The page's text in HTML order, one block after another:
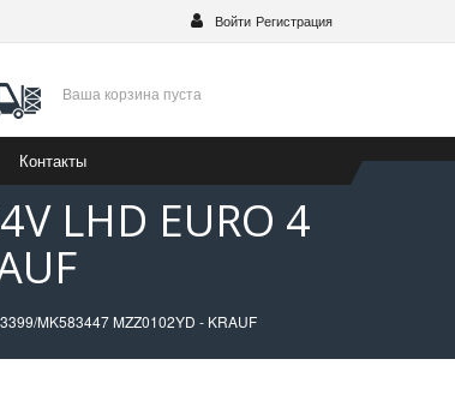
Войти Регистрация
Ваша корзина пуста
Контакты
LHD EURO 4
MK583447 MZZ0102YD - KRAUF